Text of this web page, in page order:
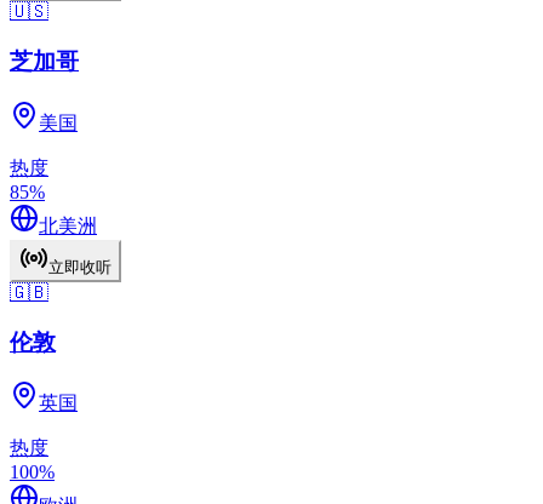
🇺🇸
芝加哥
美国
热度
85%
北美洲
立即收听
🇬🇧
伦敦
英国
热度
100%